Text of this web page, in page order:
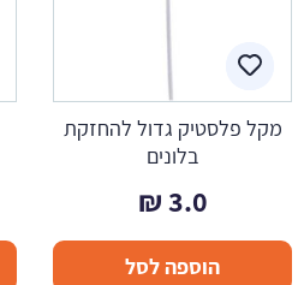
מקל פלסטיק גדול להחזקת
בלונים
3.0
₪
הוספה לסל